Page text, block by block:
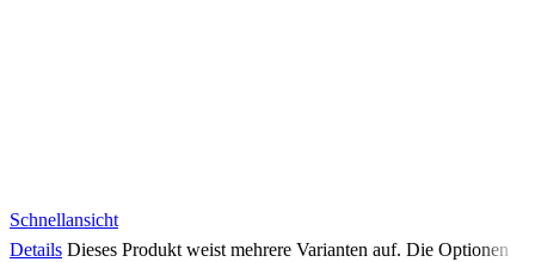
Schnellansicht
Details Dieses Produkt weist mehrere Varianten auf. Die Optionen